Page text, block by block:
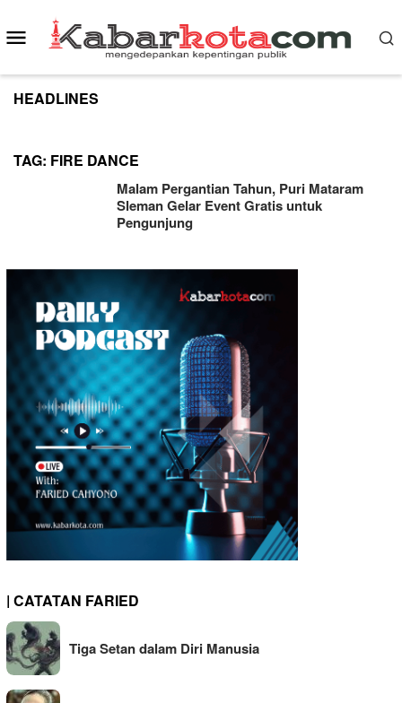
to
content
Mobile
Menu
HEADLINES
TAG: FIRE DANCE
Malam Pergantian Tahun, Puri Mataram
Sleman Gelar Event Gratis untuk
Pengunjung
| CATATAN FARIED
Tiga Setan dalam Diri Manusia